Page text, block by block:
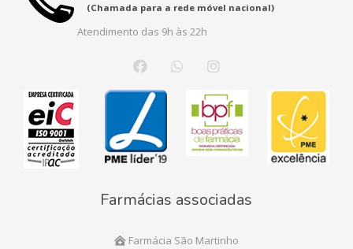
(Chamada para a rede móvel nacional)
Atendimento das 9h às 22h
Farmácias associadas
Farmácia São Martinho